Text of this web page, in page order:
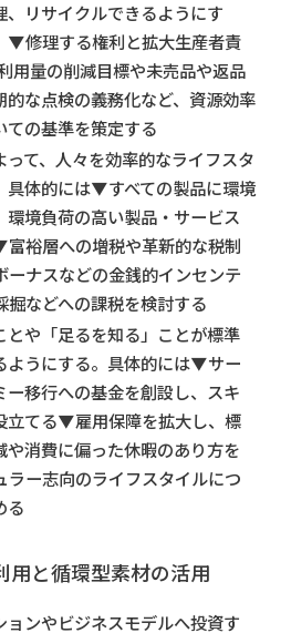
、リサイクルできるようにす
▼修理する権利と拡大生産者責
用量の削減目標や未売品や返品
的な点検の義務化など、資源効率
ての基準を策定する
って、人々を効率的なライフスタ
具体的には▼すべての製品に環境
環境負荷の高い製品・サービス
裕層への増税や革新的な税制
ナスなどの金銭的インセンテ
などへの課税を検討する
とや「足るを知る」ことが標準
ようにする。具体的には▼サー
ー移行への基金を創設し、スキ
立てる▼雇用保障を拡大し、標
や消費に偏った休暇のあり方を
ー志向のライフスタイルにつ
る
用と循環型素材の活用
ョンやビジネスモデルへ投資す